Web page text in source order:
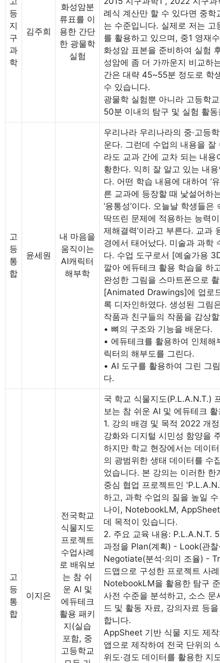
등
지
구
과
학
김주희
화성암분
류표를 이
용한 간단
한 광물학
실험
례식 계산만 할 수 있다면 중
는 수준입니다. 실제로 저는
를 활용하고 있으며, 중1 영재
화성암 표본을 준비하여 실험
성암에 좀 더 가까운지 비교하
간은 대략 45~55분 정도로 학
수 있습니다.
광물학 실험뿐 아니라 고등학
50분 이내의 탐구 및 실험 활
고
등
통
합
윤세원
내 마음을
움직이는
AI캐릭터
해부학
우리나라 우리나라의 중·고등
운다. 그런데 수업의 내용을
라도 교과 간에 교차 되는 내
황한다. 익히 잘 알고 있는 내
다. 어떤 학습 내용에 대하여 ‘
른 교과에 등장할 때 낯설어하
‘융통성’이다. 오늘날 학생들
딱뜨린 문제에 적용하는 능력
제해결력’이라고 부른다. 교과
경에서 태어났다. 미술과 과학
다. 수업 도구로서 [예술가용
깔아 에듀테크 활용 학습을 하
완성한 그림을 스마트폰으로
[Animated Drawings]에 업로
록 디자인하였다. 생성된 그림
작품과 친구들의 작품을 감상
• 뼈의 구조와 기능을 배운다.
• 에듀테크를 활용하여 인체
릭터의 해부도를 그린다.
• AI 도구를 활용하여 그린 그
다.
고
등
통
합
이지은
전국학교
식물지도
프로젝트
수업사례
로 배워보
는 참 쉬
운 AI 및
에듀테크
활용 패키
지(실습
포함, 중
고등학교
국 학교 식물지도(P.L.A.N.T.)
보는 참 쉬운 AI 및 에듀테크
1. 강의 배경 및 목적 2022 개
강화와 디지털 시민성 함양을
하지만 학교 현장에서는 데이
의 광범위한 생태 데이터를 수
었습니다. 본 강의는 이러한
중심 협업 프로젝트인
하고, 과학 수업의 질을 높일
나이, NotebookLM,
데 목적이 있습니다.
2. 주요 교육 내용: P.L.A.N.T.
과정을 Plan(계획) - Look(관
Negotiate(분석·의미 조율) -
드맵으로 구성한 프로젝트 사
NotebookLM을 활용한 탐구
사전 수준을 분석하고, 소스
드 및 활동 자료, 강의자료 등
합니다.
AppSheet 기반 식물 지도 제
앱으로 제작하여 전국 단위의
위도·경도 데이터를 활용한 지